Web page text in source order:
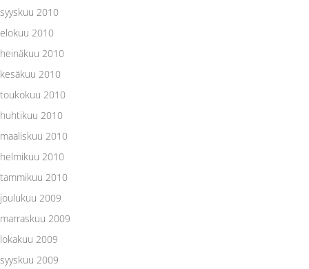
syyskuu 2010
elokuu 2010
heinäkuu 2010
kesäkuu 2010
toukokuu 2010
huhtikuu 2010
maaliskuu 2010
helmikuu 2010
tammikuu 2010
joulukuu 2009
marraskuu 2009
lokakuu 2009
syyskuu 2009